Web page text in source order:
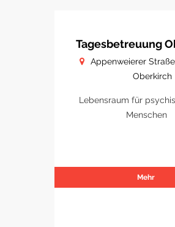
Tagesbetreuung
Appenweierer
Oberkirch
Lebensraum für
Menschen
Mehr